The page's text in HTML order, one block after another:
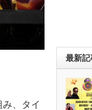
、
タイ
最新記